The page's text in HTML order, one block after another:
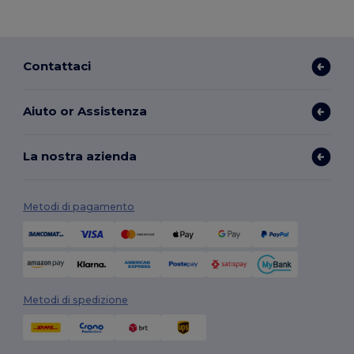
Contattaci
Aiuto or Assistenza
La nostra azienda
Metodi di pagamento
Metodi di spedizione